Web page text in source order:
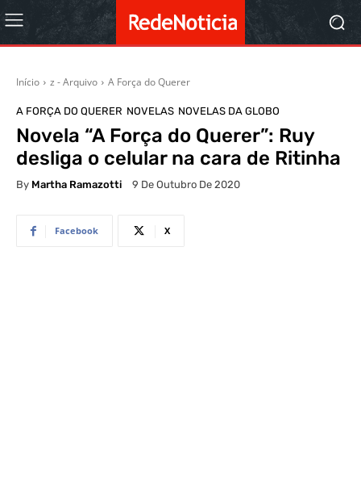
Início z - Arquivo A Força do Querer
A FORÇA DO QUERER NOVELAS NOVELAS DA GLOBO
Novela “A Força do Querer”: Ruy
desliga o celular na cara de Ritinha
By Martha Ramazotti 9 De Outubro De 2020
Facebook X